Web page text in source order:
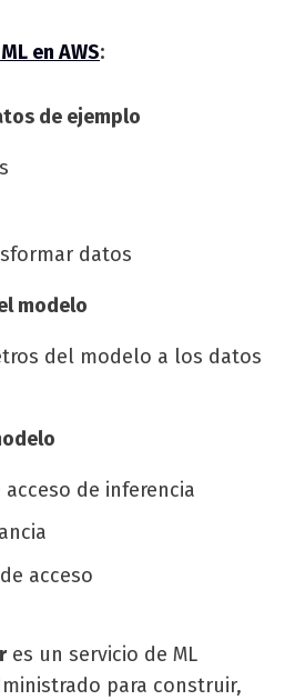
en AWS:
de ejemplo
datos
modelo
del modelo a los datos
de inferencia
acceso
es un servicio de ML
para construir,